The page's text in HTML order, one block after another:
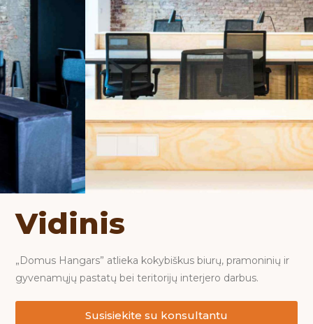
Vidinis
„Domus Hangars” atlieka kokybiškus biurų, pramoninių ir
gyvenamųjų pastatų bei teritorijų interjero darbus.
Susisiekite su konsultantu